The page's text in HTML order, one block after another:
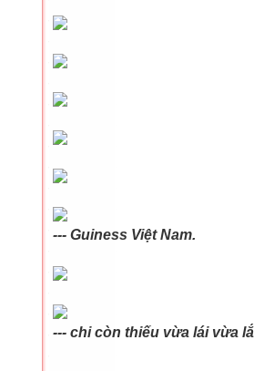
--- Guiness Việt Nam.
--- chi còn thiếu vừa lái vừa